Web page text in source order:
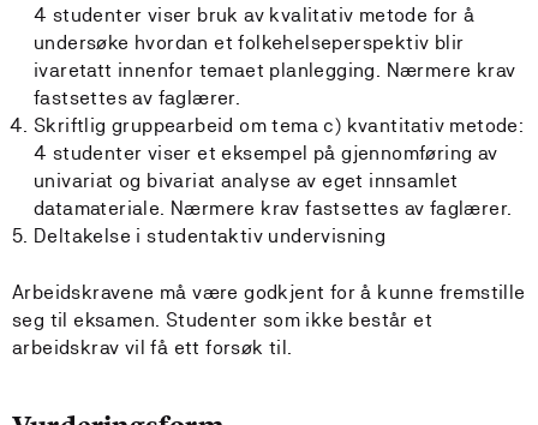
4 studenter viser bruk av kvalitativ metode for å
undersøke hvordan et folkehelseperspektiv blir
ivaretatt innenfor temaet planlegging. Nærmere krav
fastsettes av faglærer.
Skriftlig gruppearbeid om tema c) kvantitativ metode:
4 studenter viser et eksempel på gjennomføring av
univariat og bivariat analyse av eget innsamlet
datamateriale. Nærmere krav fastsettes av faglærer.
Deltakelse i studentaktiv undervisning
Arbeidskravene må være godkjent for å kunne fremstille
seg til eksamen. Studenter som ikke består et
arbeidskrav vil få ett forsøk til.